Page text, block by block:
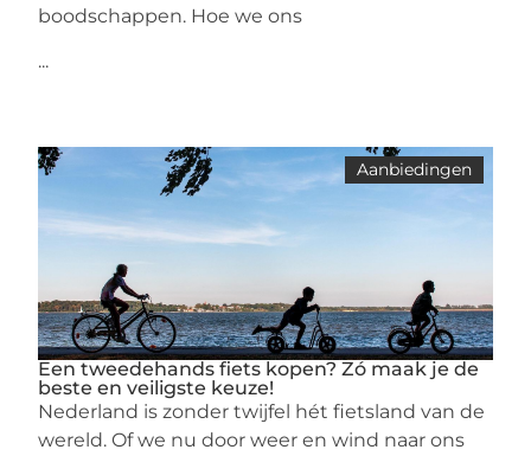
boodschappen. Hoe we ons
...
Aanbiedingen
Een tweedehands fiets kopen? Zó maak je de
beste en veiligste keuze!
Nederland is zonder twijfel hét fietsland van de
wereld. Of we nu door weer en wind naar ons